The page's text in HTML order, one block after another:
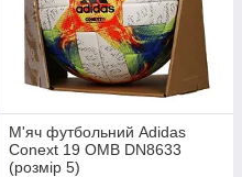
М'яч футбольний Adidas
Conext 19 OMB DN8633
(розмір 5)